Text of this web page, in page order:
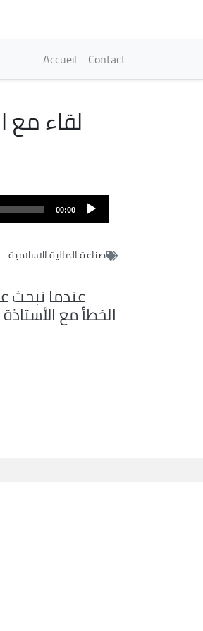
Navigation
Accueil Contact
لقاء مع
Fichier
audio
00:00
صناعة المالية الاسلامية
عندما نبحث
الخطأ مع